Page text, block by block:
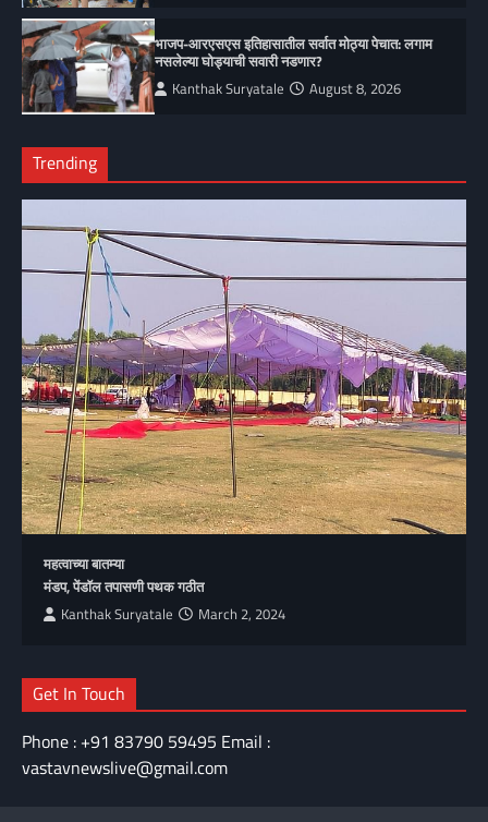
भाजप-आरएसएस इतिहासातील सर्वात मोठ्या पेचात: लगाम
नसलेल्या घोड्याची सवारी नडणार?
Kanthak Suryatale August 8, 2026
Trending
महत्वाच्या बातम्या
मंडप, पेंडॉल तपासणी पथक गठीत
Kanthak Suryatale March 2, 2024
Get In Touch
Phone : +91 83790 59495 Email :
vastavnewslive@gmail.com